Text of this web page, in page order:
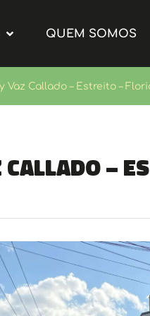
QUEM SOMOS
Vaz Callado – Estreito –
Callado –